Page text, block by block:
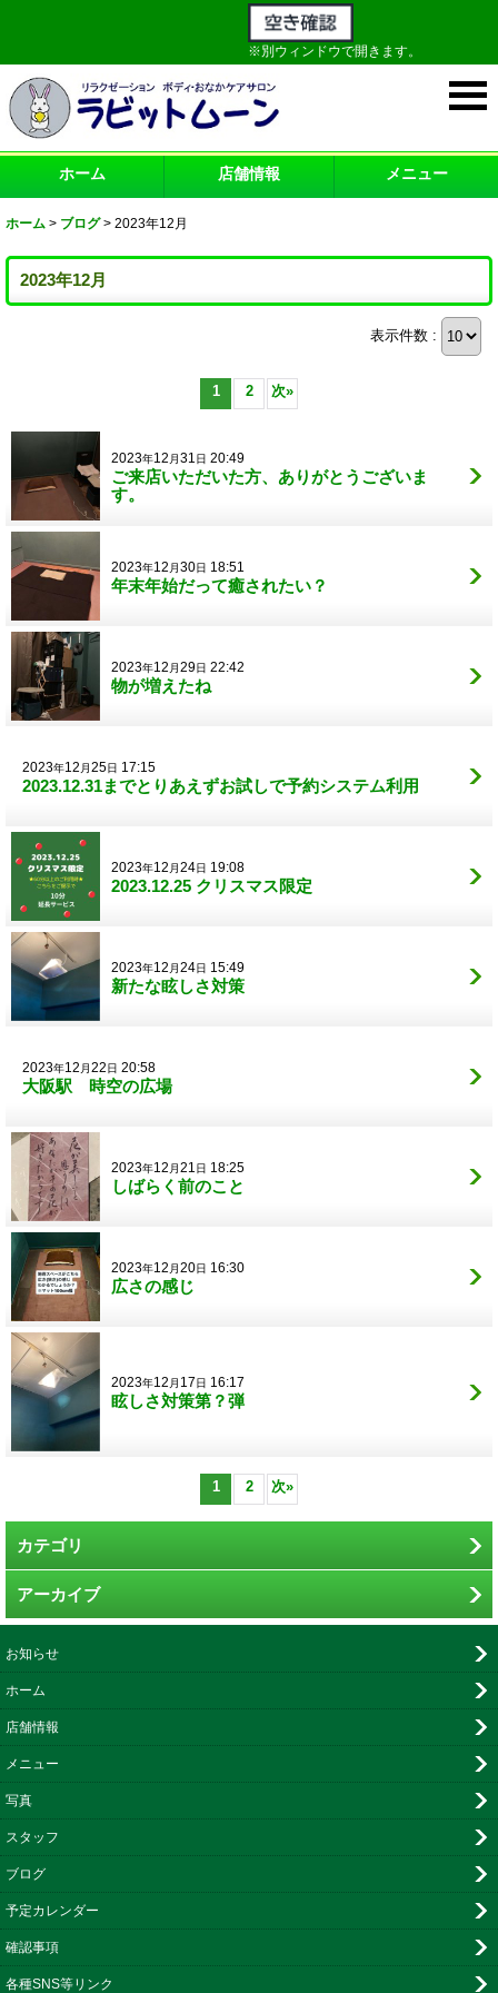
※別ウィンドウで開きます。
ホーム 店舗情報 メニュー
ホーム > ブログ > 2023年12月
2023年12月
表示件数 :
1 2 次»
2023年12月31日 20:49
ご来店いただいた方、ありがとうございま
す。
2023年12月30日 18:51
年末年始だって癒されたい？
2023年12月29日 22:42
物が増えたね
2023年12月25日 17:15
2023.12.31までとりあえずお試しで予約システム利用
2023年12月24日 19:08
2023.12.25 クリスマス限定
2023年12月24日 15:49
新たな眩しさ対策
2023年12月22日 20:58
大阪駅 時空の広場
2023年12月21日 18:25
しばらく前のこと
2023年12月20日 16:30
広さの感じ
2023年12月 17日 16:17
眩しさ対策第？弾
1 2 次»
カテゴリ
アーカイブ
お知らせ
ホーム
店舗情報
メニュー
写真
スタッフ
ブログ
予定カレンダー
確認事項
各種SNS等リンク